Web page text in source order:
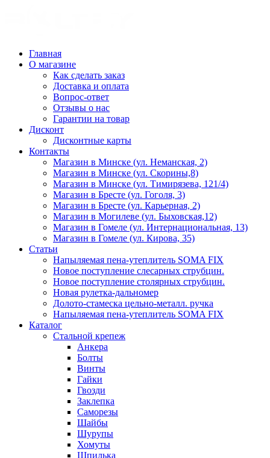
Главная
О магазине
Как сделать заказ
Доставка и оплата
Вопрос-ответ
Отзывы о нас
Гарантии на товар
Дисконт
Дисконтные карты
Контакты
Магазин в Минске (ул. Неманская, 2)
Магазин в Минске (ул. Скорины,8)
Магазин в Минске (ул. Тимирязева, 121/4)
Магазин в Бресте (ул. Гоголя, 3)
Магазин в Бресте (ул. Карьерная, 2)
Магазин в Могилеве (ул. Быховская,12)
Магазин в Гомеле (ул. Интернациональная, 13)
Магазин в Гомеле (ул. Кирова, 35)
Статьи
Напыляемая пена-утеплитель SOMA FIX
Новое поступление слесарных струбцин.
Новое поступление столярных струбцин.
Новая рулетка-дальномер
Долото-стамеска цельно-металл. ручка
Напыляемая пена-утеплитель SOMA FIX
Каталог
Стальной крепеж
Анкера
Болты
Винты
Гайки
Гвозди
Заклепка
Саморезы
Шайбы
Шурупы
Хомуты
Шпилька